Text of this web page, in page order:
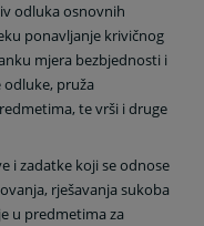
odluka osnovnih
ponavljanje krivičnog
mjera bezbjednosti i
pruža
te vrši i druge
i zadatke koji se odnose
rješavanja sukoba
u predmetima za